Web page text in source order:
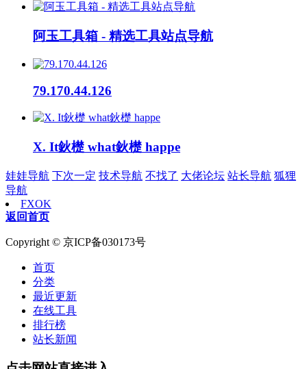
阿玉工具箱 - 精选工具站点导航
79.170.44.126
X. It鈥檚 what鈥檚 happe
娃娃导航 下次一定 技术导航 不找了 大佬论坛 站长导航 狐狸
导航
FXOK
返回首页
Copyright © 京ICP备030173号
首页
分类
最近更新
在线工具
排行榜
站长新闻